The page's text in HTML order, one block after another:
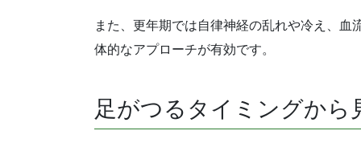
また、更年期では自律神経の乱れや冷え、
体的なアプローチが有効です。
足がつるタイミングから